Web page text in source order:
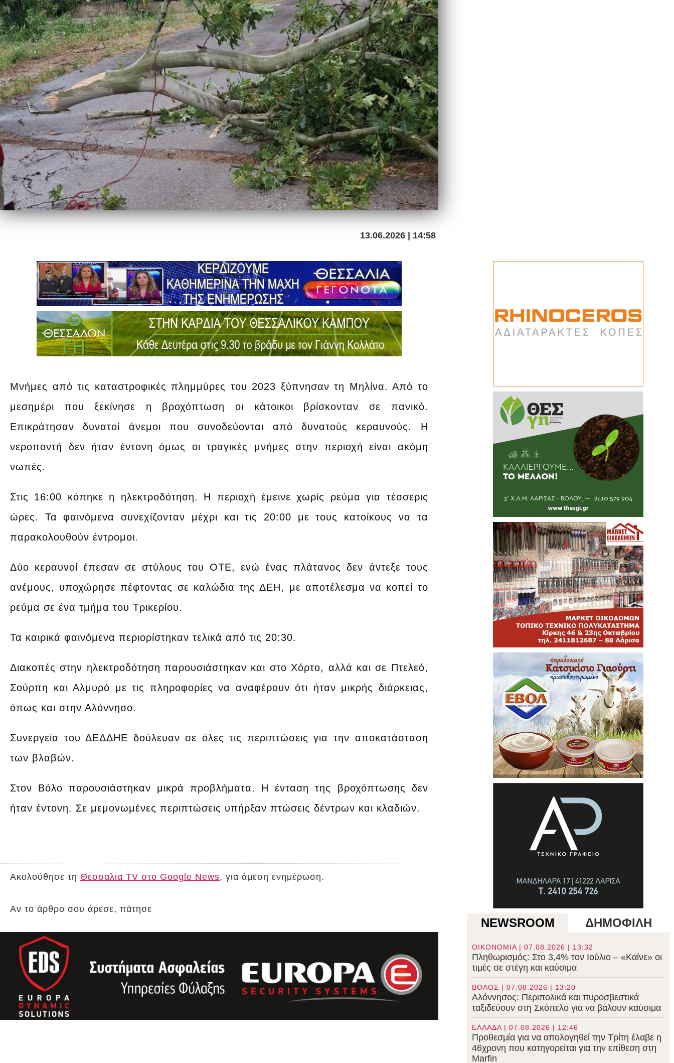
13.06.2026 | 14:58
Μνήμες από τις καταστροφικές πλημμύρες του 2023 ξύπνησαν τη Μηλίνα. Από το
μεσημέρι που ξεκίνησε η βροχόπτωση οι κάτοικοι βρίσκονταν σε πανικό.
Επικράτησαν δυνατοί άνεμοι που συνοδεύονται από δυνατούς κεραυνούς. Η
νεροποντή δεν ήταν έντονη όμως οι τραγικές μνήμες στην περιοχή είναι ακόμη
νωπές.
Στις 16:00 κόπηκε η ηλεκτροδότηση. Η περιοχή έμεινε χωρίς ρεύμα για τέσσερις
ώρες. Τα φαινόμενα συνεχίζονταν μέχρι και τις 20:00 με τους κατοίκους να τα
παρακολουθούν έντρομοι.
Δύο κεραυνοί έπεσαν σε στύλους του ΟΤΕ, ενώ ένας πλάτανος δεν άντεξε τους
ανέμους, υποχώρησε πέφτοντας σε καλώδια της ΔΕΗ, με αποτέλεσμα να κοπεί το
ρεύμα σε ένα τμήμα του Τρικερίου.
Τα καιρικά φαινόμενα περιορίστηκαν τελικά από τις 20:30.
Διακοπές στην ηλεκτροδότηση παρουσιάστηκαν και στο Χόρτο, αλλά και σε Πτελεό,
Σούρπη και Αλμυρό με τις πληροφορίες να αναφέρουν ότι ήταν μικρής διάρκειας,
όπως και στην Αλόννησο.
Συνεργεία του ΔΕΔΔΗΕ δούλευαν σε όλες τις περιπτώσεις για την αποκατάσταση
των βλαβών.
Στον Βόλο παρουσιάστηκαν μικρά προβλήματα. Η ένταση της βροχόπτωσης δεν
ήταν έντονη. Σε μεμονωμένες περιπτώσεις υπήρξαν πτώσεις δέντρων και κλαδιών.
Ακολούθησε τη Θεσσαλία TV στο Google News, για άμεση ενημέρωση.
Αν το άρθρο σου άρεσε, πάτησε
NEWSROOM ΔΗΜΟΦΙΛΗ
ΟΙΚΟΝΟΜΙΑ | 07.08.2026 | 13:32
Πληθωρισμός: Στο 3,4% τον Ιούλιο – «Καίνε» οι
τιμές σε στέγη και καύσιμα
ΒΟΛΟΣ | 07.08.2026 | 13:20
Αλόννησος: Περιπολικά και πυροσβεστικά
ταξιδεύουν στη Σκόπελο για να βάλουν καύσιμα
ΕΛΛΑΔΑ | 07.08.2026 | 12:46
Προθεσμία για να απολογηθεί την Τρίτη έλαβε η
46χρονη που κατηγορείται για την επίθεση στη
Marfin